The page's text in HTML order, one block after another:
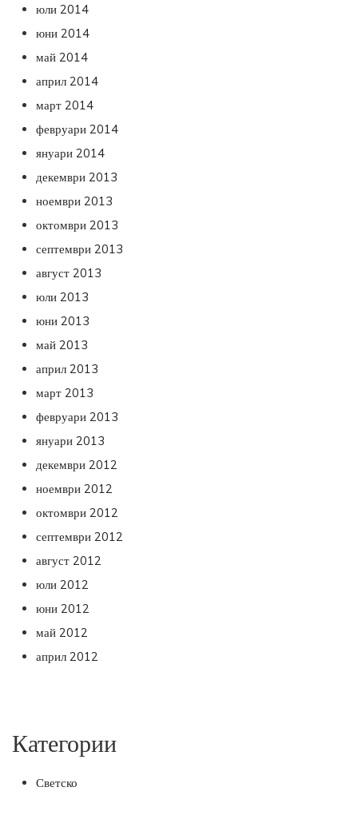
юли 2014
юни 2014
май 2014
април 2014
март 2014
февруари 2014
януари 2014
декември 2013
ноември 2013
октомври 2013
септември 2013
август 2013
юли 2013
юни 2013
май 2013
април 2013
март 2013
февруари 2013
януари 2013
декември 2012
ноември 2012
октомври 2012
септември 2012
август 2012
юли 2012
юни 2012
май 2012
април 2012
Категории
Светско